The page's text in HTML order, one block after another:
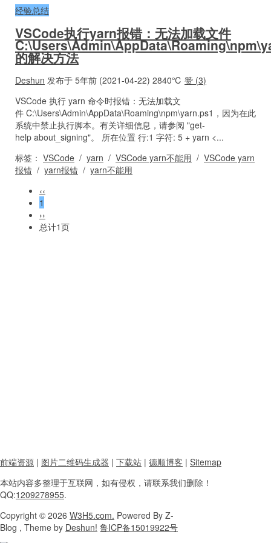
经验总结
VSCode执行yarn报错：无法加载文件
的解决方法
Deshun 发布于 5年前 (2021-04-22) 2840℃ 赞 (3)
VSCode 执行 yarn 命令时报错：无法加载文
件 C:\Users\Admin\AppData\Roaming\npm\yarn.ps1，因为在此
系统中禁止执行脚本。有关详细信息，请参阅 "get-
help about_signing"。 所在位置 行:1 字符: 5 + yarn <...
标签： VSCode / yarn / VSCode yarn不能用 / VSCode yarn
报错 / yarn报错 / yarn不能用
‹‹
1
››
总计1页
前端资源 | 图片二维码生成器 | 下载站 | 德顺博客 | Sitemap
本站内容多整理于互联网， 如有侵权，请联系我们删除！
QQ:1209278955.
Copyright © 2026 W3H5.com. Powered By Z-
Blog , Theme by Deshun! 鲁ICP备15019922号